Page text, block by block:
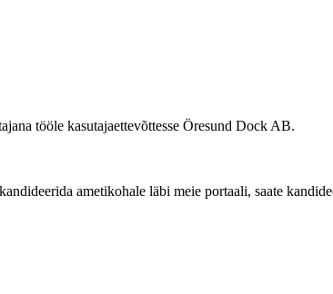
tööle kasutajaettevõttesse Öresund Dock AB.
ametikohale läbi meie portaali, saate